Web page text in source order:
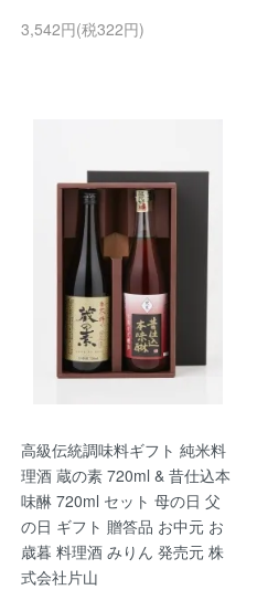
3,542円(税322円)
高級伝統調味料ギフト 純米料
理酒 蔵の素 720ml & 昔仕込本
味醂 720ml セット 母の日 父
の日 ギフト 贈答品 お中元 お
歳暮 料理酒 みりん 発売元 株
式会社片山